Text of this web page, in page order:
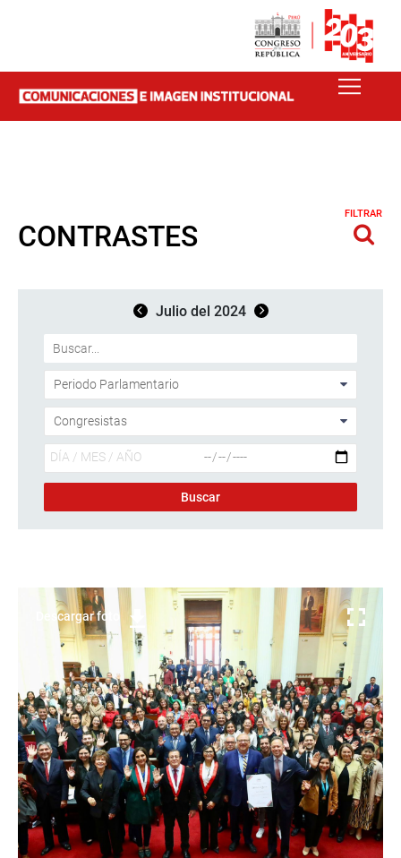
CONTRASTES
FILTRAR
Julio del 2024
Descargar foto